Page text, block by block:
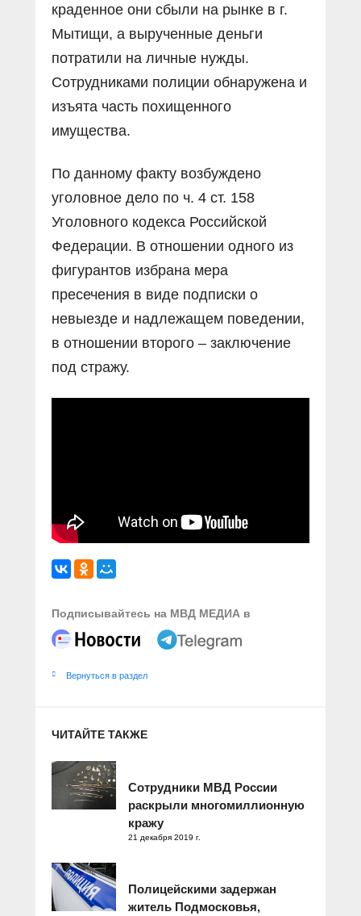
краденное они сбыли на рынке в г.
Мытищи, а вырученные деньги
потратили на личные нужды.
Сотрудниками полиции обнаружена и
изъята часть похищенного
имущества.
По данному факту возбуждено
уголовное дело по ч. 4 ст. 158
Уголовного кодекса Российской
Федерации. В отношении одного из
фигурантов избрана мера
пресечения в виде подписки о
невыезде и надлежащем поведении,
в отношении второго – заключение
под стражу.
Подписывайтесь на МВД МЕДИА в
Вернуться в раздел
ЧИТАЙТЕ ТАКЖЕ
Сотрудники МВД России
раскрыли многомиллионную
кражу
21 декабря 2019 г.
Полицейскими задержан
житель Подмосковья,